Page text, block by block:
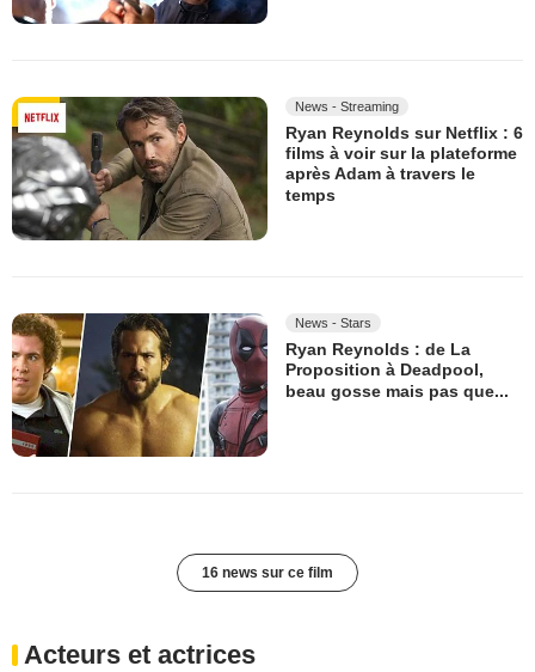
News - Streaming
Ryan Reynolds sur Netflix : 6
films à voir sur la plateforme
après Adam à travers le
temps
News - Stars
Ryan Reynolds : de La
Proposition à Deadpool,
beau gosse mais pas que...
16 news sur ce film
Acteurs et actrices